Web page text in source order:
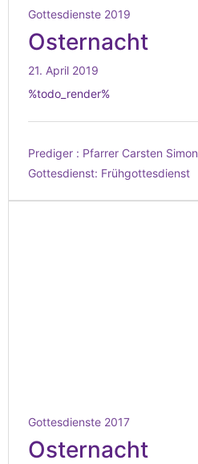
Gottesdienste 2019
Osternacht
21. April 2019
%todo_render%
Prediger : Pfarrer Carsten Simon
Gottesdienst: Frühgottesdienst
Gottesdienste 2017
Osternacht